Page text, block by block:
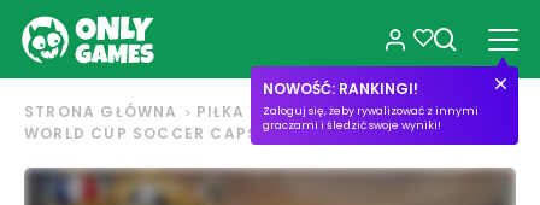
NOWOŚĆ: RANKINGI!
Zaloguj się, żeby rywalizować z innymi
graczami i śledzić swoje wyniki!
STRONA GŁÓWNA
PIŁKA NOŻNA
WORLD CUP SOCCER CAPS